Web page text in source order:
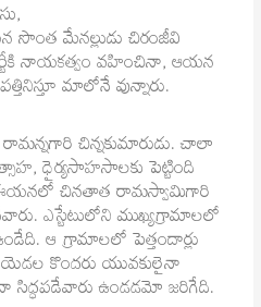
మేనల్లుడు చిరంజీవి
నాయకత్వం వహించినా, ఆయన
మాలోనే వున్నారు.
చిన్నకుమారుడు. చాలా
ధైర్యసాహసాలకు పెట్టింది
ఈయనలో చినతాత రామస్వామిగారి
ఎస్టేటులోని ముఖ్యగ్రామాలలో
ఆ గ్రామాలలో పెత్తందార్లు
కొందరు యువకులైనా
సిద్ధపడేవారు ఉండడమో జరిగేది.